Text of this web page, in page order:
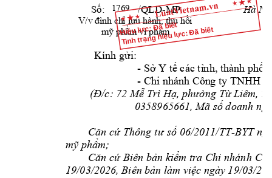
Hiệu lực: Đã biết
Tình trạng hiệu lực: Đã biết
Số:             /QLD-MP
V/v đình chỉ lưu hành, thu hồi
mỹ phẩm vi phạm
Hà
Kính gửi:
             -
Sở Y tế các tỉnh, thành phố;
             -
Chi nhánh Công ty TNHH
(Đ/c: 72 Mễ Trì Hạ, phường Từ Liêm,
0358965661, Mã số doanh
Căn cứ Thông tư số 06/2011/TT-BYT
mỹ phẩm;
Căn cứ Biên bản kiểm tra Chi nhánh
19/03/2026, Biên bản làm việc ngày 19/03/
1769